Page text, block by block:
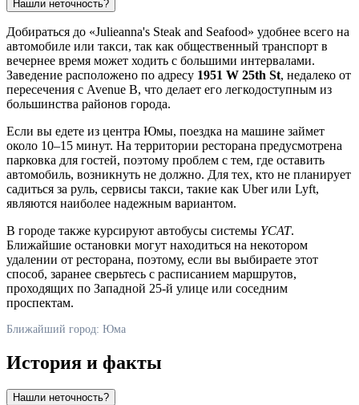
Нашли неточность?
Добираться до «Julieanna's Steak and Seafood» удобнее всего на
автомобиле или такси, так как общественный транспорт в
вечернее время может ходить с большими интервалами.
Заведение расположено по адресу 1951 W 25th St, недалеко от
пересечения с Avenue B, что делает его легкодоступным из
большинства районов города.
Если вы едете из центра Юмы, поездка на машине займет
около 10–15 минут. На территории ресторана предусмотрена
парковка для гостей, поэтому проблем с тем, где оставить
автомобиль, возникнуть не должно. Для тех, кто не планирует
садиться за руль, сервисы такси, такие как Uber или Lyft,
являются наиболее надежным вариантом.
В городе также курсируют автобусы системы YCAT.
Ближайшие остановки могут находиться на некотором
удалении от ресторана, поэтому, если вы выбираете этот
способ, заранее сверьтесь с расписанием маршрутов,
проходящих по Западной 25-й улице или соседним
проспектам.
Ближайший город: Юма
История и факты
Нашли неточность?